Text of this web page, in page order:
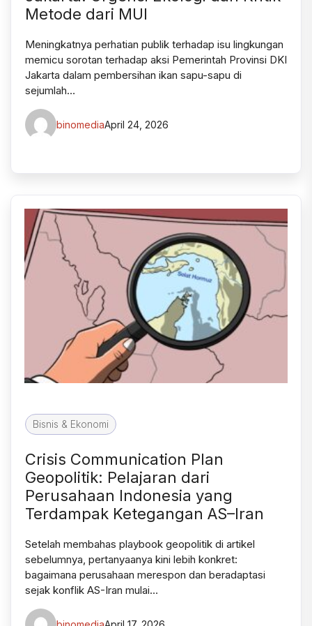
Metode dari MUI
Meningkatnya perhatian publik terhadap isu lingkungan
memicu sorotan terhadap aksi Pemerintah Provinsi DKI
Jakarta dalam pembersihan ikan sapu-sapu di
sejumlah…
binomediaApril 24, 2026
Bisnis & Ekonomi
Crisis Communication Plan
Geopolitik: Pelajaran dari
Perusahaan Indonesia yang
Terdampak Ketegangan AS–Iran
Setelah membahas playbook geopolitik di artikel
sebelumnya, pertanyaanya kini lebih konkret:
bagaimana perusahaan merespon dan beradaptasi
sejak konflik AS-Iran mulai…